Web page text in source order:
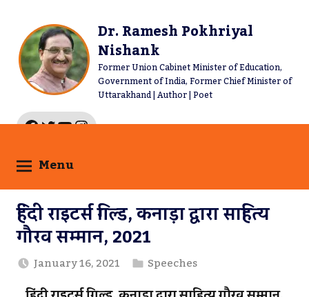
content
Dr. Ramesh Pokhriyal
Nishank
Former Union Cabinet Minister of Education,
Government of India, Former Chief Minister of
Uttarakhand | Author | Poet
Facebook
Twitter
YouTube
Instagram
Menu
हिंदी राइटर्स गिल्‍ड, कनाड़ा द्वारा साहित्‍य
गौरव सम्‍मान, 2021
January 16, 2021 Speeches